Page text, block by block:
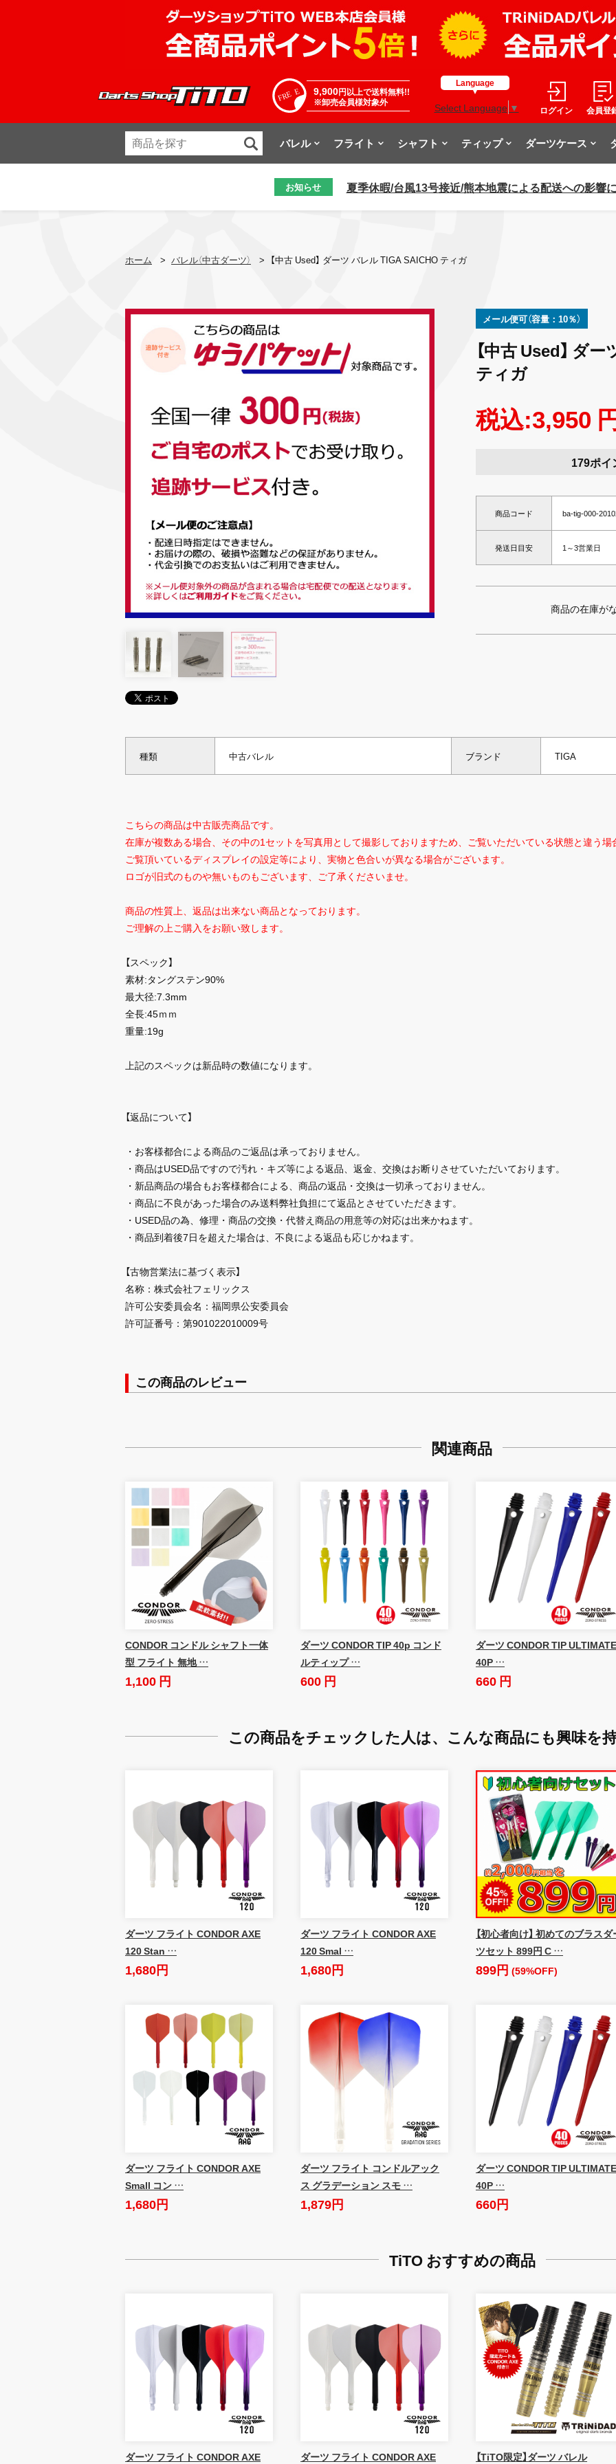
9,900円以上で送料無料!!
※卸売会員様対象外
Language
Select Language ▼ ログイン 会員登
バレル フライト シャフト ティップ ダーツケース
お知らせ 夏季休暇/台風13号接近/熊本地震による配送への影響
ホーム > バレル（中古ダーツ） > 【中古 Used】 ダーツ バレル TIGA SAICHO ティガ
メール便可（容量：10％）
【中古 Used】 ダ
ティガ
税込:3,950
179ポイ
商品コード ba-tig-000-
発送日目安 1～3営業日
商品の在庫が
種類 中古バレル ブランド TIGA
こちらの商品は中古販売商品です。
在庫が複数ある場合、その中の1セットを写真用として撮影しておりますため、ご覧いただいている状態と違う場
ご覧頂いているディスプレイの設定等により、実物と色合いが異なる場合がございます。
ロゴが旧式のものや無いものもございます、ご了承くださいませ。
商品の性質上、返品は出来ない商品となっております。
ご理解の上ご購入をお願い致します。
【スペック】
素材:タングステン90%
最大径:7.3mm
全長:45ｍｍ
重量:19g
上記のスペックは新品時の数値になります。
【返品について】
・お客様都合による商品のご返品は承っておりません。
・商品はUSED品ですので汚れ・キズ等による返品、返金、交換はお断りさせていただいております。
・新品商品の場合もお客様都合による、商品の返品・交換は一切承っておりません。
・商品に不良があった場合のみ送料弊社負担にて返品とさせていただきます。
・USED品の為、修理・商品の交換・代替え商品の用意等の対応は出来かねます。
・商品到着後7日を超えた場合は、不良による返品も応じかねます。
【古物営業法に基づく表示】
名称：株式会社フェリックス
許可公安委員会名：福岡県公安委員会
許可証番号：第901022010009号
この商品のレビュー
関連商品
CONDOR コンドル シャフト一体
型 フライト 無地 …
1,100 円
ダーツ CONDOR TIP 40p コンド
ルティップ …
600 円
ダーツ CONDOR TIP ULTIMATE
40P …
660 円
この商品をチェックした人は、 こんな商品にも興味を
ダーツ フライト CONDOR AXE
120 Stan …
1,680円
ダーツ フライト CONDOR AXE
120 Smal …
1,680円
【初心者向け】 初めてのブラスダ
ツセット 899円 C …
899円 (59%OFF)
ダーツ フライト CONDOR AXE
Small コン …
1,680円
ダーツ フライト コンドルアック
ス グラデーション スモ …
1,879円
ダーツ CONDOR TIP ULTIMATE
40P …
660円
TiTO おすすめの商品
ダーツ フライト CONDOR AXE ダーツ フライト CONDOR AXE 【TiTO限定】ダーツ バレル